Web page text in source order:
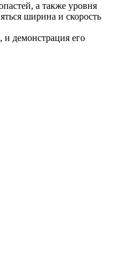
а также уровня
ширина и скорость
и демонстрация его